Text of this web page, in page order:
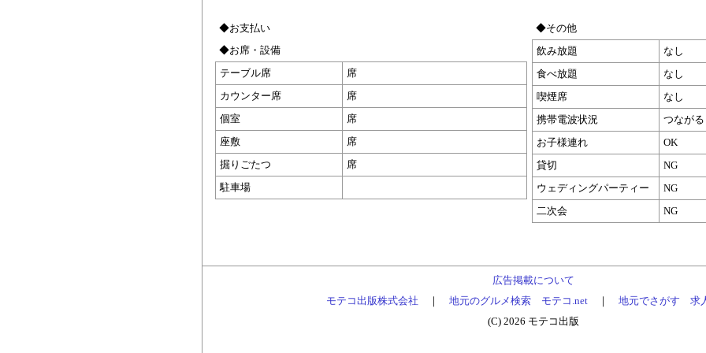
◆お支払い
◆お席・設備
テーブル席
席
カウンター席
席
個室
席
座敷
席
掘りごたつ
席
駐車場
◆その他
飲み放題
なし
食べ放題
なし
喫煙席
なし
携帯電波状況
つながる
お子様連れ
OK
貸切
NG
ウェディングパーティー
NG
二次会
NG
広告掲載について
モテコ出版株式会社 ｜ 地元のグルメ検索 モテコ.net｜ 地元でさがす 求
(C) 2026 モテコ出版